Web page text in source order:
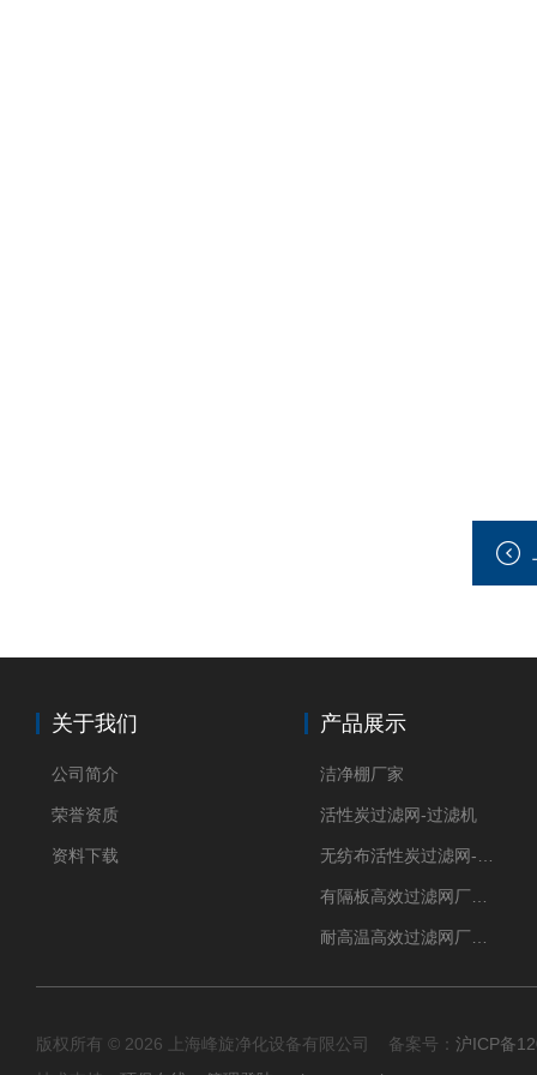
关于我们
公司简介
荣誉资质
资料下载
产品展示
洁净棚厂家
活性炭过滤网-过滤机
版权所有 © 2026 上海峰旋净化设备有限公司 备案号： 沪ICP备